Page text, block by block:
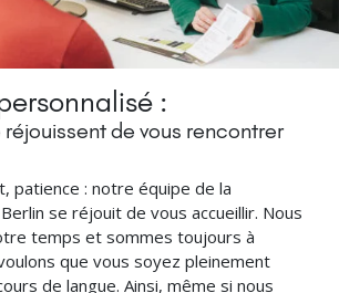
:
de vous rencontrer
patience : notre équipe de la
se réjouit de vous accueillir. Nous
temps et sommes toujours à
que vous soyez pleinement
de langue. Ainsi, même si nous